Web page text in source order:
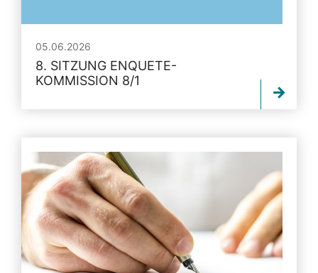
05.06.2026
8. SITZUNG ENQUETE-
KOMMISSION 8/1